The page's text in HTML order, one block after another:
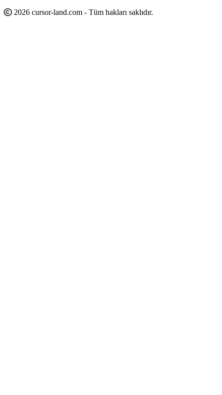
2026 cursor-land.com - Tüm hakları saklıdır.